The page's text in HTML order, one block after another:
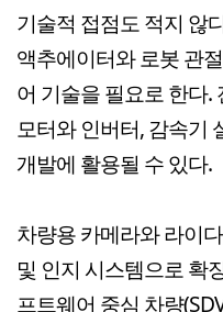
기술적 접점도 적지 않
액추에이터와 로봇 관
어 기술을 필요로 한다
모터와 인버터, 감속기
개발에 활용될 수 있다.
차량용 카메라와 라이
및 인지 시스템으로 확
프트웨어 중심 차량